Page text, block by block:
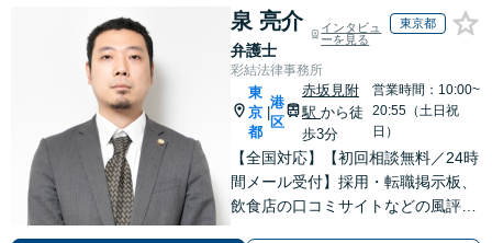
対応OK】
様の話を丁寧にう
かがい、どんな不
安があるのか、何
を解決したいのか
を正確に読み取り
ます。【東京都在
住以外の方も対
応】
泉 亮介
弁護士
インタビュ
ーを見る
東京都
彩結法律事務所
東
京
都
港
区
赤坂見附
駅 から徒
歩3分
営業時間：10:00~
20:55（土日祝
日）
【全国対応】【初回相談無料／24時
間メール受付】採用・転職掲示板、
飲食店の口コミサイトなどの風評被